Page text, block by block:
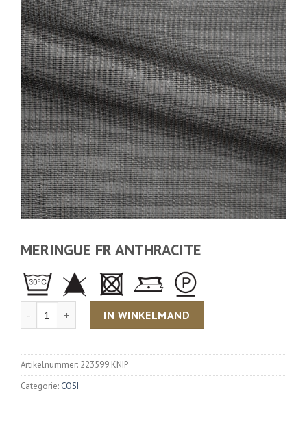
MERINGUE FR ANTHRACITE
Aantal IN WINKELMAND
Artikelnummer: 223599.KNIP
Categorie: COSI